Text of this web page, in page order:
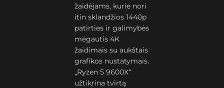
žaidėjams, kurie nori
itin sklandžios 1440p
patirties ir galimybės
mėgautis 4K
žaidimais su aukštais
grafikos nustatymais.
„Ryzen 5 9600X“
užtikrina tvirtą